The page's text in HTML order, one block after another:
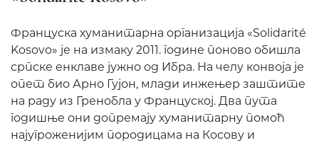
Француска хуманитарна организација «Solidarité
Kosovo» је на измаку 2011. године поново обишла
српске енклаве јужно од Ибра. На челу конвоја је
опет био Арно Гујон, млади инжењер заштите
на раду из Гренобла у Француској. Два пута
годишње они допремају хуманитарну помоћ
најугроженијим породицама на Косову и